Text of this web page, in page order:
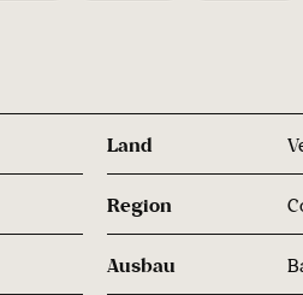
Land
Region
Ausbau